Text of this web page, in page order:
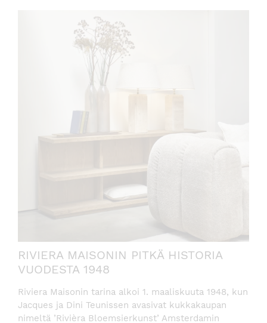
RIVIERA MAISONIN PITKÄ HISTORIA
VUODESTA 1948
Riviera Maisonin tarina alkoi 1. maaliskuuta 1948, kun
Jacques ja Dini Teunissen avasivat kukkakaupan
nimeltä ’Rivièra Bloemsierkunst’ Amsterdamin